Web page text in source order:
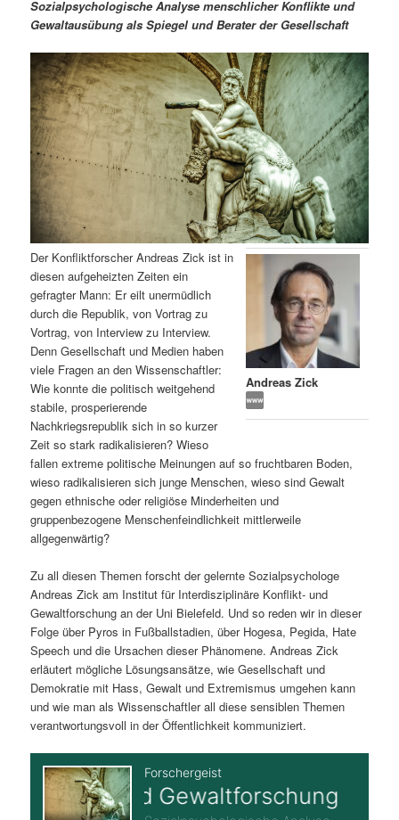
r
e
n
I
n
l
t
s
p
r
i
n
g
e
n
d
ä
r
e
n
h
a
l
t
s
p
r
i
n
g
e
n
n
a
a
t
i
o
n
Sozialpsychologische Analyse menschlicher Konflikte und
Gewaltausübung als Spiegel und Berater der Gesellschaft
Andreas Zick
Der Konfliktforscher Andreas Zick ist in
diesen aufgeheizten Zeiten ein
gefragter Mann: Er eilt unermüdlich
durch die Republik, von Vortrag zu
Vortrag, von Interview zu Interview.
Denn Gesellschaft und Medien haben
viele Fragen an den Wissenschaftler:
Wie konnte die politisch weitgehend
stabile, prosperierende
Nachkriegsrepublik sich in so kurzer
Zeit so stark radikalisieren? Wieso
fallen extreme politische Meinungen auf so fruchtbaren Boden,
wieso radikalisieren sich junge Menschen, wieso sind Gewalt
gegen ethnische oder religiöse Minderheiten und
gruppenbezogene Menschenfeindlichkeit mittlerweile
allgegenwärtig?
Zu all diesen Themen forscht der gelernte Sozialpsychologe
Andreas Zick am Institut für Interdisziplinäre Konflikt- und
Gewaltforschung an der Uni Bielefeld. Und so reden wir in dieser
Folge über Pyros in Fußballstadien, über Hogesa, Pegida, Hate
Speech und die Ursachen dieser Phänomene. Andreas Zick
erläutert mögliche Lösungsansätze, wie Gesellschaft und
Demokratie mit Hass, Gewalt und Extremismus umgehen kann
und wie man als Wissenschaftler all diese sensiblen Themen
verantwortungsvoll in der Öffentlichkeit kommuniziert.